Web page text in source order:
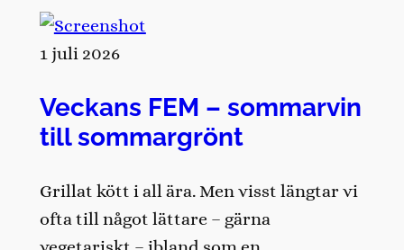
1 juli 2026
Veckans FEM – sommarvin
till sommargrönt
Grillat kött i all ära. Men visst längtar vi
ofta till något lättare – gärna